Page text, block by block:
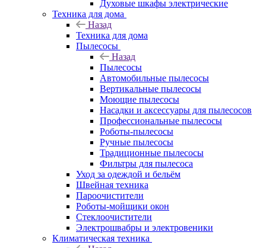
Духовые шкафы электрические
Техника для дома
Назад
Техника для дома
Пылесосы
Назад
Пылесосы
Автомобильные пылесосы
Вертикальные пылесосы
Моющие пылесосы
Насадки и аксессуары для пылесосов
Профессиональные пылесосы
Роботы-пылесосы
Ручные пылесосы
Традиционные пылесосы
Фильтры для пылесоса
Уход за одеждой и бельём
Швейная техника
Пароочистители
Роботы-мойщики окон
Стеклоочистители
Электрошвабры и электровеники
Климатическая техника